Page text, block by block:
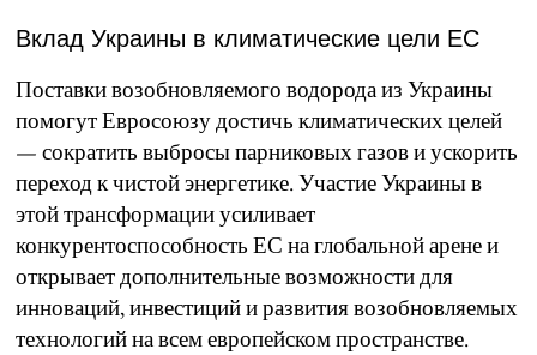
Вклад Украины в климатические цели ЕС
Поставки возобновляемого водорода из Украины
помогут Евросоюзу достичь климатических целей
— сократить выбросы парниковых газов и ускорить
переход к чистой энергетике. Участие Украины в
этой трансформации усиливает
конкурентоспособность ЕС на глобальной арене и
открывает дополнительные возможности для
инноваций, инвестиций и развития возобновляемых
технологий на всем европейском пространстве.